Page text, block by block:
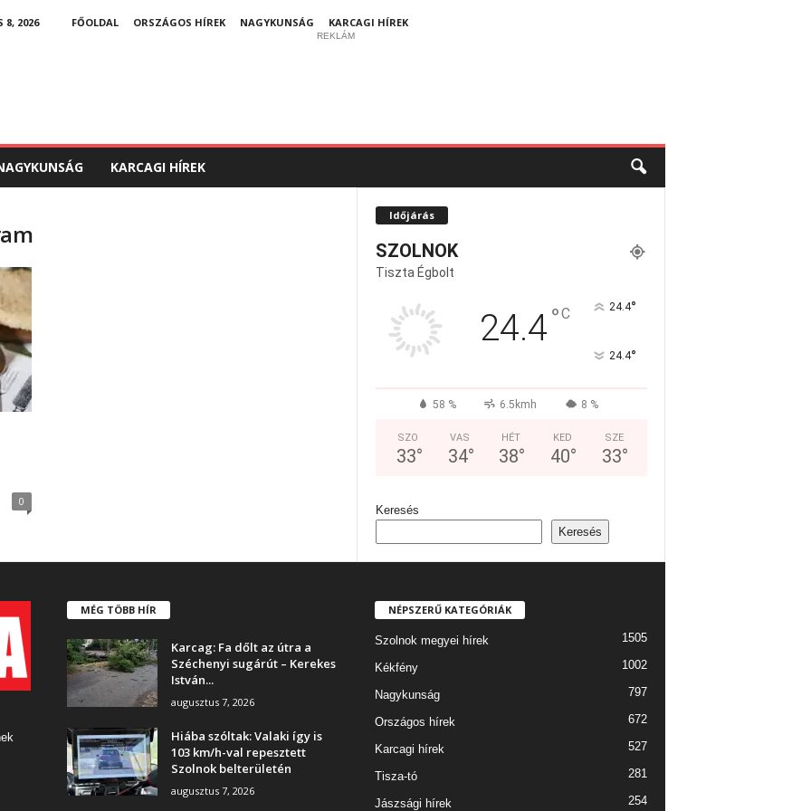
8, 2026 FŐOLDAL ORSZÁGOS HÍREK NAGYKUNSÁG
KARCAGI HÍREK
REKLÁM
KARCAGI HÍREK
0
Időjárás
SZOLNOK
Tiszta Égbolt
24.4°C 24.4°
24.4°
58 % 6.5kmh 8 %
SZO
33°
VAS
34°
HÉT
38°
KED
40°
SZE
33°
Keresés
Keresés
MÉG TÖBB HÍR
Karcag: Fa dőlt az útra a
Széchenyi sugárút – Kerekes
István...
augusztus 7, 2026
Hiába szóltak: Valaki így is
103 km/h-val repesztett
Szolnok belterületén
augusztus 7, 2026
NÉPSZERŰ KATEGÓRIÁK
Szolnok megyei hírek 1505
Kékfény 1002
Nagykunság 797
Országos hírek 672
Karcagi hírek 527
Tisza-tó 281
Jászsági hírek 254